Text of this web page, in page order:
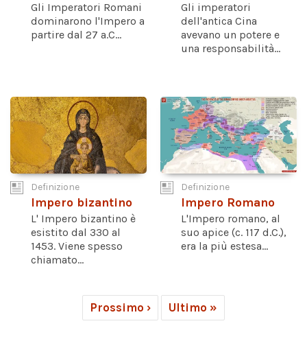
Gli Imperatori Romani
dominarono l'Impero a
partire dal 27 a.C...
Gli imperatori
dell'antica Cina
avevano un potere e
una responsabilità...
Definizione
Impero bizantino
L' Impero bizantino è
esistito dal 330 al
1453. Viene spesso
chiamato...
Definizione
Impero Romano
L'Impero romano, al
suo apice (c. 117 d.C.),
era la più estesa...
Prossimo › Ultimo »